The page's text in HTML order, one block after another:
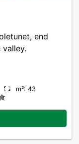
end
m²: 43